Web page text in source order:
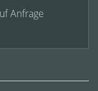
Anfrage